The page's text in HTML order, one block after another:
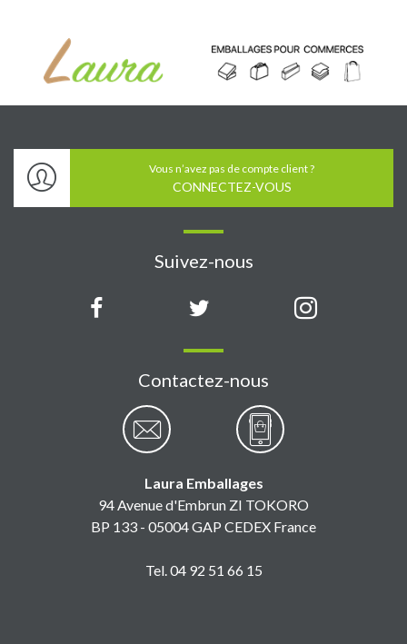
Vous n’avez pas de compte client ?
CONNECTEZ-VOUS
Suivez-nous
Contactez-nous
Laura Emballages
94 Avenue d'Embrun ZI TOKORO
BP 133 - 05004 GAP CEDEX France
Tel. 04 92 51 66 15